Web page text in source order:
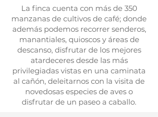
La finca cuenta con más de 350
manzanas de cultivos de café; donde
además podemos recorrer senderos,
manantiales, quioscos y áreas de
descanso, disfrutar de los mejores
atardeceres desde las más
privilegiadas vistas en una caminata
al cañón, deleitarnos con la visita de
novedosas especies de aves o
disfrutar de un paseo a caballo.